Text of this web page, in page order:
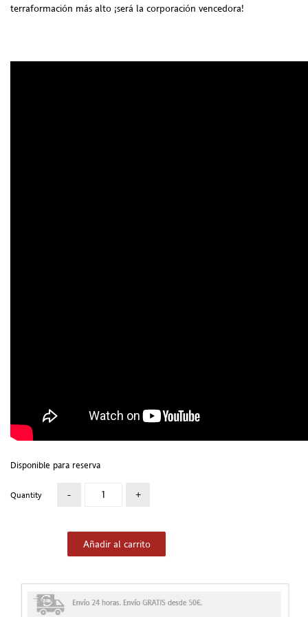
terraformación más alto ¡será la corporación vencedora!
Disponible para reserva
Quantity
Añadir al carrito